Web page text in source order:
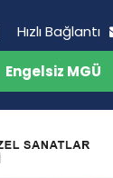
Hızlı Bağlantı
Engelsiz MGÜ